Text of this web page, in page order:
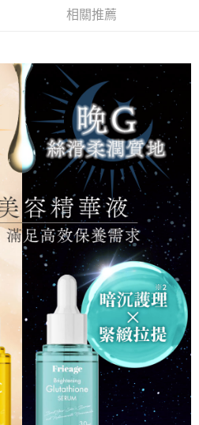
有額度不足之情形，本公司將視審查結果
出貨)
相關推薦